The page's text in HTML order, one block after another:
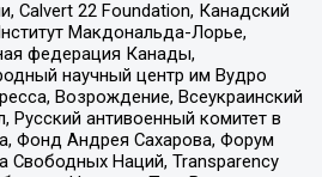
Calvert 22 Foundation, Канадский
Макдональда-Лорье,
федерация Канады,
научный центр им Вудро
Возрождение, Всеукраинский
Русский антивоенный комитет в
Фонд Андрея Сахарова, Форум
Свободных Наций, Transparеncy